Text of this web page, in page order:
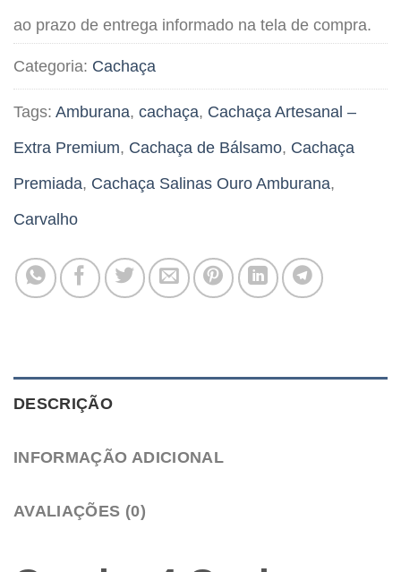
ao prazo de entrega informado na tela de compra.
Categoria: Cachaça
Tags: Amburana, cachaça, Cachaça Artesanal –
Extra Premium, Cachaça de Bálsamo, Cachaça
Premiada, Cachaça Salinas Ouro Amburana,
Carvalho
DESCRIÇÃO
INFORMAÇÃO ADICIONAL
AVALIAÇÕES (0)